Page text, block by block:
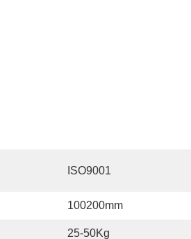
ISO9001
100200mm
25-50Kg